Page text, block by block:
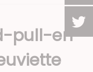
pull-en-